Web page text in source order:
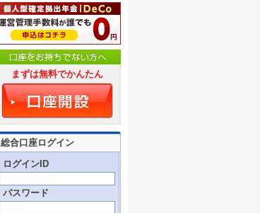
まずは無料でかんたん
総合口座ログイン
ログインID
パスワード